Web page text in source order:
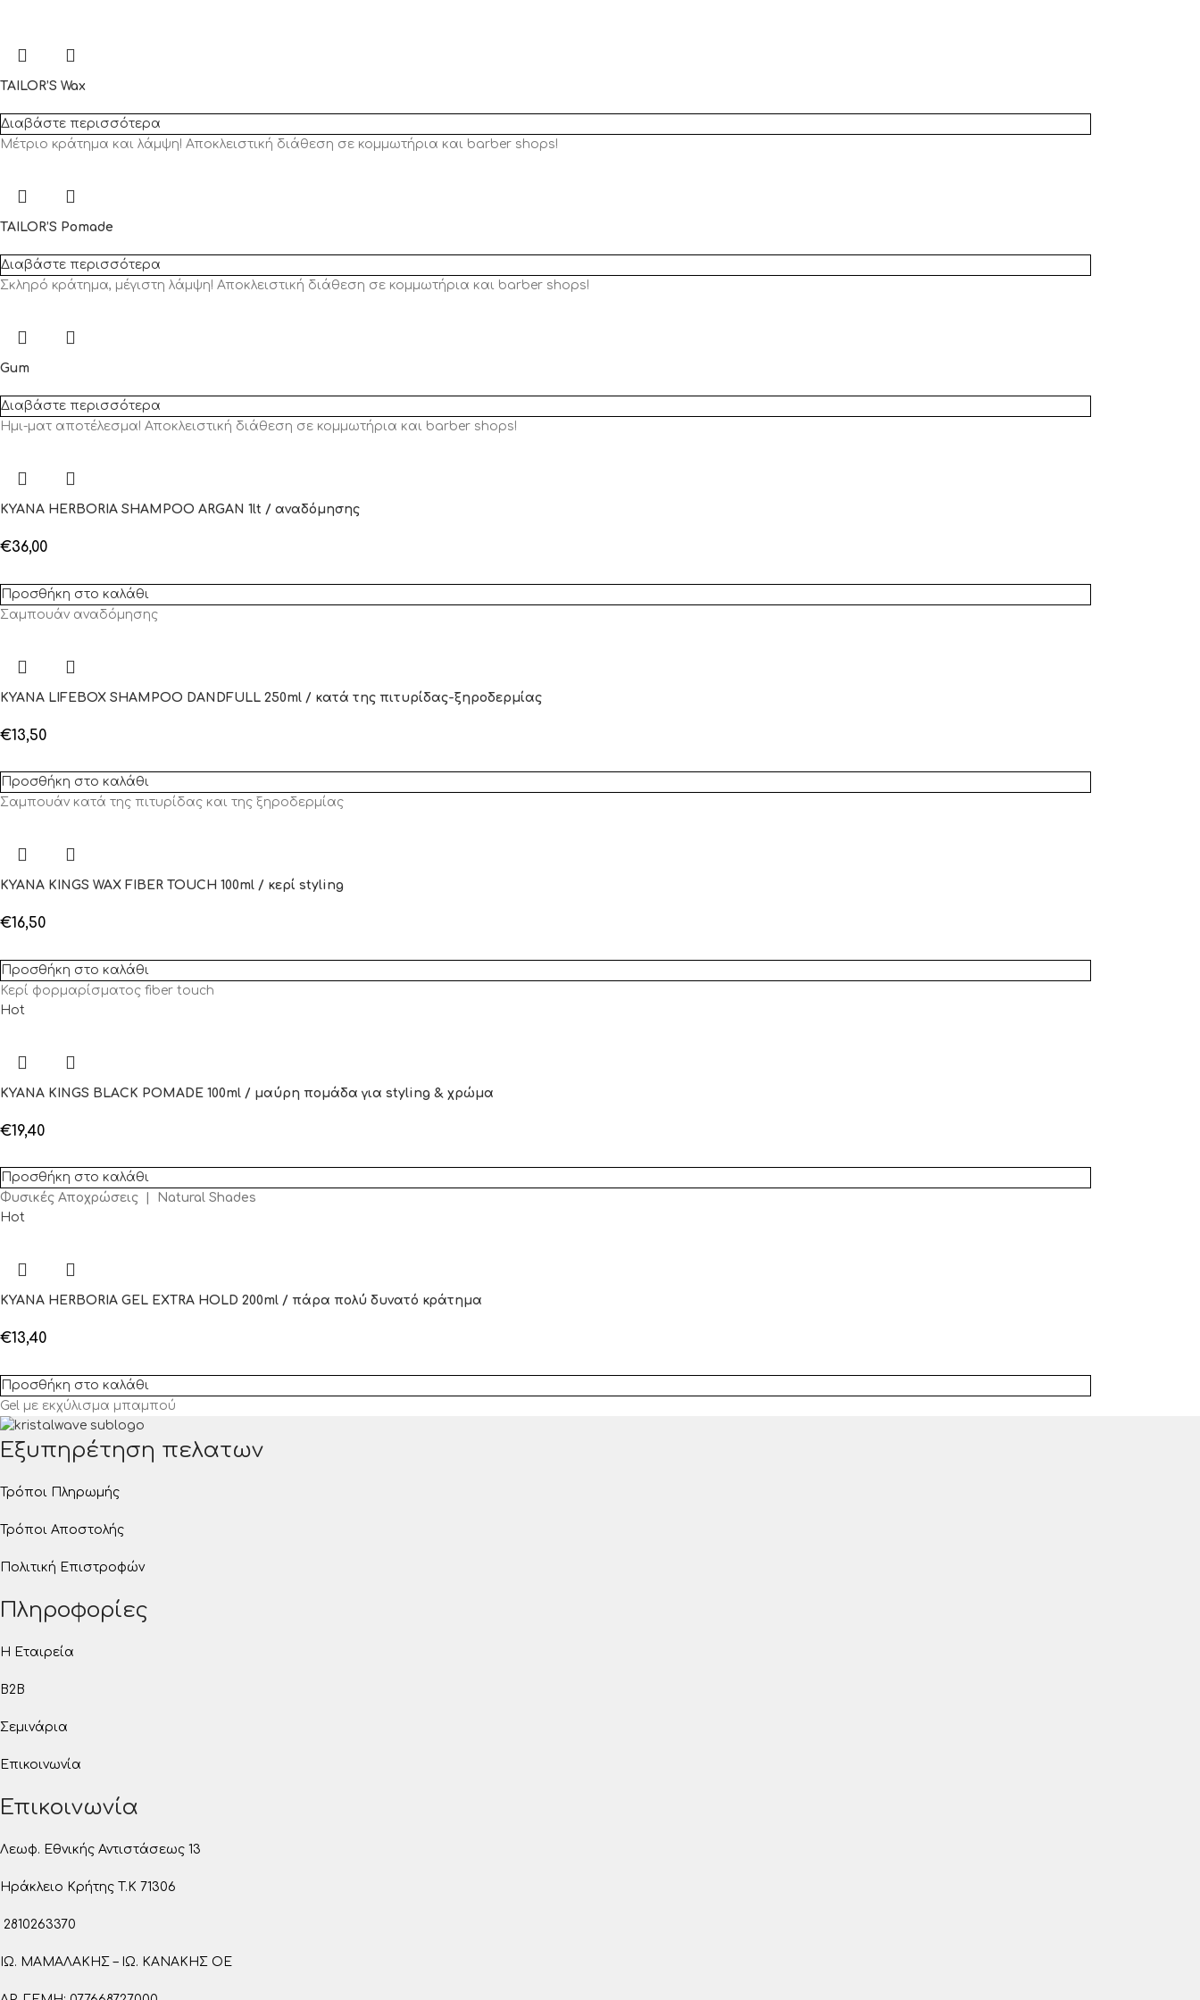
TAILOR’S Wax
Διαβάστε περισσότερα
Μέτριο κράτημα και λάμψη! Αποκλειστική διάθεση σε κομμωτήρια και barber shops!
TAILOR’S Pomade
Διαβάστε περισσότερα
Σκληρό κράτημα, μέγιστη λάμψη! Αποκλειστική διάθεση σε κομμωτήρια και barber shops!
Gum
Διαβάστε περισσότερα
Ημι-ματ αποτέλεσμα! Αποκλειστική διάθεση σε κομμωτήρια και barber shops!
KYANA HERBORIA SHAMPOO ARGAN 1lt / αναδόμησης
€36,00
Προσθήκη στο καλάθι
Σαμπουάν αναδόμησης
KYANA LIFEBOX SHAMPOO DANDFULL 250ml / κατά της πιτυρίδας-ξηροδερμίας
€13,50
Προσθήκη στο καλάθι
Σαμπουάν κατά της πιτυρίδας και της ξηροδερμίας
KYANA KINGS WAX FIBER TOUCH 100ml / κερί styling
€16,50
Προσθήκη στο καλάθι
Κερί φορμαρίσματος fiber touch
Hot
KYANA KINGS BLACK POMADE 100ml / μαύρη πομάδα για styling & χρώμα
€19,40
Προσθήκη στο καλάθι
Φυσικές Αποχρώσεις | Natural Shades
Hot
KYANA HERBORIA GEL EXTRA HOLD 200ml / πάρα πολύ δυνατό κράτημα
€13,40
Προσθήκη στο καλάθι
Gel με εκχύλισμα μπαμπού
Εξυπηρέτηση πελατων
Τρόποι Πληρωμής
Τρόποι Αποστολής
Πολιτική Επιστροφών
Πληροφορίες
Η Εταιρεία
B2B
Σεμινάρια
Επικοινωνία
Επικοινωνία
Λεωφ. Εθνικής Αντιστάσεως 13
Ηράκλειο Κρήτης T.K 71306
2810263370
ΙΩ. ΜΑΜΑΛΑΚΗΣ – ΙΩ. ΚΑΝΑΚΗΣ ΟΕ